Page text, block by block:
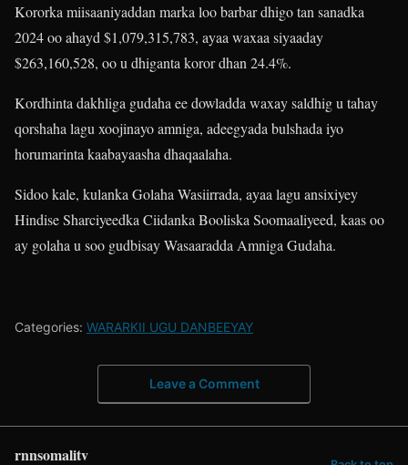
Kororka miisaaniyaddan marka loo barbar dhigo tan sanadka
2024 oo ahayd $1,079,315,783, ayaa waxaa siyaaday
$263,160,528, oo u dhiganta koror dhan 24.4%.
Kordhinta dakhliga gudaha ee dowladda waxay saldhig u tahay
qorshaha lagu xoojinayo amniga, adeegyada bulshada iyo
horumarinta kaabayaasha dhaqaalaha.
Sidoo kale, kulanka Golaha Wasiirrada, ayaa lagu ansixiyey
Hindise Sharciyeedka Ciidanka Booliska Soomaaliyeed, kaas oo
ay golaha u soo gudbisay Wasaaradda Amniga Gudaha.
Categories: WARARKII UGU DANBEEYAY
Leave a Comment
rnnsomalitv